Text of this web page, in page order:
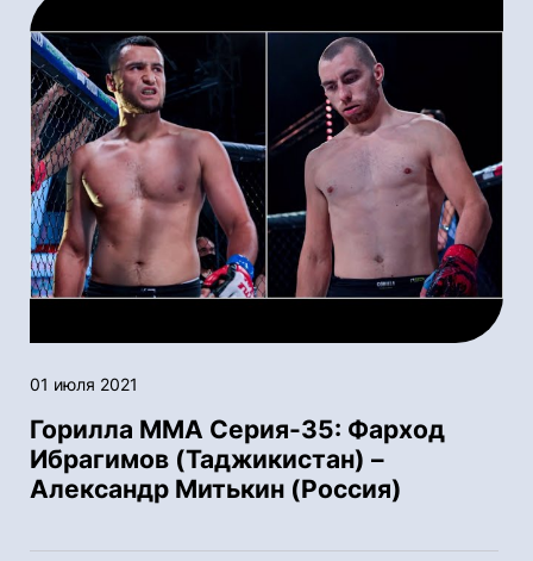
01 июля 2021
Горилла ММА Серия-35: Фарход
Ибрагимов (Таджикистан) –
Александр Митькин (Россия)